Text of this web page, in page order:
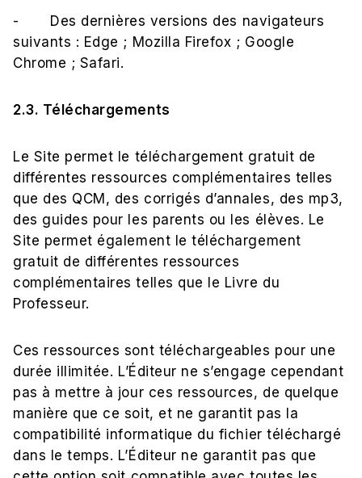
- Des dernières versions des navigateurs
suivants : Edge ; Mozilla Firefox ; Google
Chrome ; Safari.
2.3. Téléchargements
Le Site permet le téléchargement gratuit de
différentes ressources complémentaires telles
que des QCM, des corrigés d’annales, des mp3,
des guides pour les parents ou les élèves. Le
Site permet également le téléchargement
gratuit de différentes ressources
complémentaires telles que le Livre du
Professeur.
Ces ressources sont téléchargeables pour une
durée illimitée. L’Éditeur ne s’engage cependant
pas à mettre à jour ces ressources, de quelque
manière que ce soit, et ne garantit pas la
compatibilité informatique du fichier téléchargé
dans le temps. L’Éditeur ne garantit pas que